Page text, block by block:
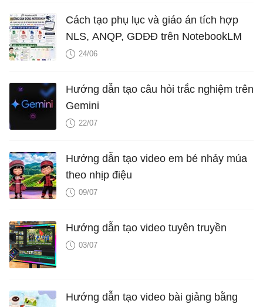
Cách tạo phụ lục và giáo án tích hợp
NLS, ANQP, GDĐĐ trên NotebookLM
24/06
Hướng dẫn tạo câu hỏi trắc nghiệm trên
Gemini
22/07
Hướng dẫn tạo video em bé nhảy múa
theo nhịp điệu
09/07
Hướng dẫn tạo video tuyên truyền
03/07
Hướng dẫn tạo video bài giảng bằng